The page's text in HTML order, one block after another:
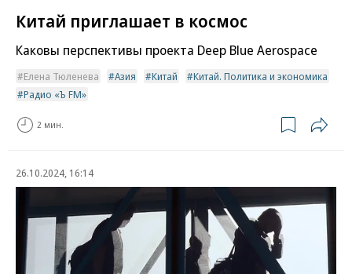
Китай приглашает в космос
Каковы перспективы проекта Deep Blue Aerospace
Елена Тюленева Азия Китай
Китай. Политика и экономика
Радио «Ъ FM»
2 мин.
26.10.2024, 16:14